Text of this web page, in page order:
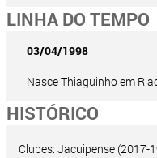
LINHA DO TEMPO
03/04/1998
Nasce Thiaguinho em
HISTÓRICO
Clubes: Jacuipense (2017-